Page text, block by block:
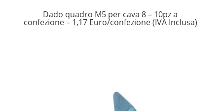
Dado quadro M5 per cava 8 – 10pz a
confezione – 1,17 Euro/confezione (IVA Inclusa)